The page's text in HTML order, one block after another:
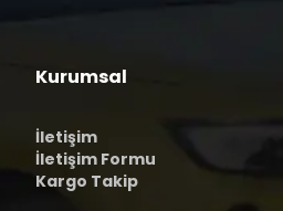
Kurumsal
İletişim
İletişim Formu
Kargo Takip